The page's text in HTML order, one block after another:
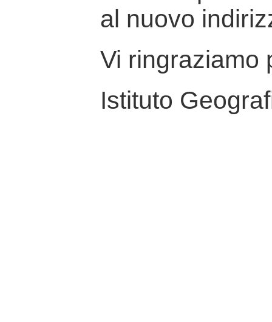
al nuovo
Vi ringraziamo
Istituto